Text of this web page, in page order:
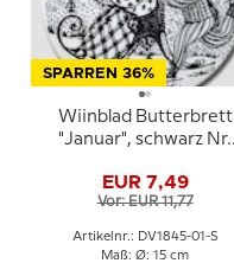
SPARREN 36%
Wiinblad Butterbrett
"Januar", schwarz Nr.
EUR 7,49
Vor: EUR 11,77
Artikelnr.: DV1845-01-S
Maß: Ø: 15 cm